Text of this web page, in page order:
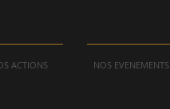
ACTIONS NOS EVENEMENTS